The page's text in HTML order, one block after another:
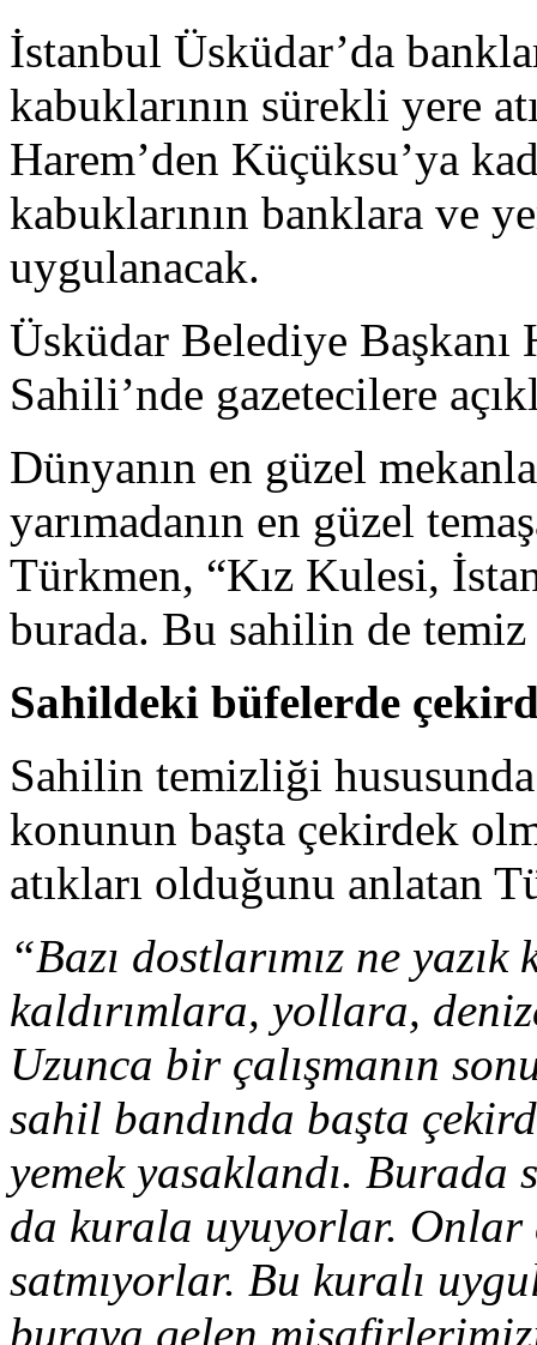
İstanbul Üsküdar’da
kabuklarının sürekli yere
Harem’den Küçüksu’ya
kabuklarının banklara ve
uygulanacak.
Üsküdar Belediye
Sahili’nde gazetecilere
Dünyanın en güzel
yarımadanın en güzel
Türkmen, “Kız Kulesi,
burada. Bu sahilin de temiz
Sahildeki büfelerde
Sahilin temizliği
konunun başta çekirdek
atıkları olduğunu anlatan
“Bazı dostlarımız ne
kaldırımlara, yollara,
Uzunca bir çalışmanın
sahil bandında başta
yemek yasaklandı. Burada
da kurala uyuyorlar. Onlar
satmıyorlar. Bu kuralı
buraya gelen